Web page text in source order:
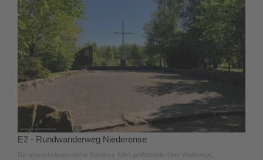
E2 - Rundwanderweg Niederense
Die abwechslungsreiche Rundtour führt größtenteils über Waldwege,